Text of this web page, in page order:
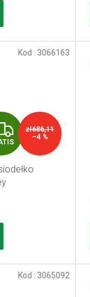
G
R
A
zł686,11
–4 %
Kod : 3066163
Kod : 3065092